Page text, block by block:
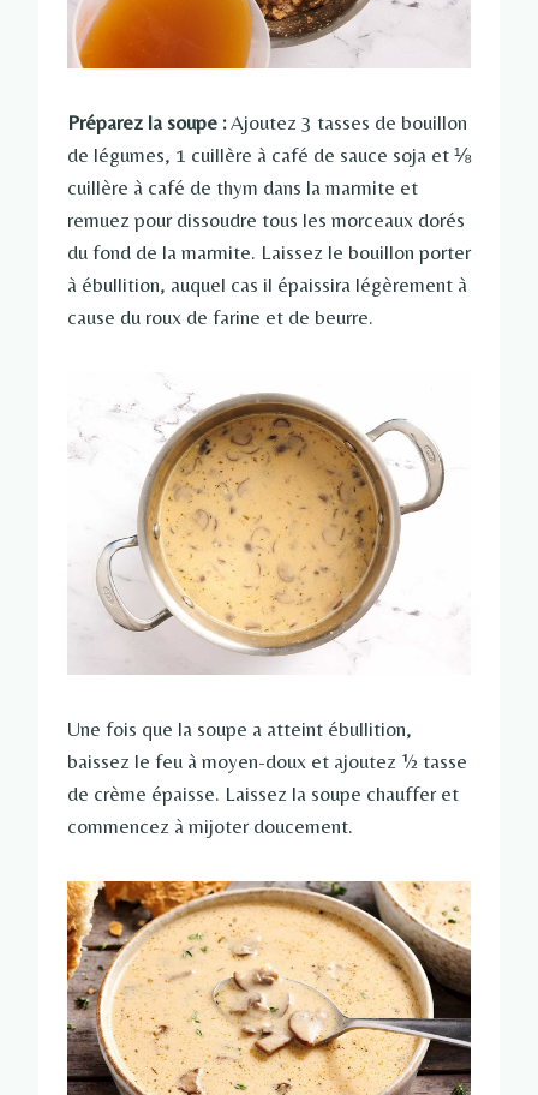
Préparez la soupe :Ajoutez 3 tasses de bouillon
de légumes, 1 cuillère à café de sauce soja et ⅛
cuillère à café de thym dans la marmite et
remuez pour dissoudre tous les morceaux dorés
du fond de la marmite. Laissez le bouillon porter
à ébullition, auquel cas il épaissira légèrement à
cause du roux de farine et de beurre.
Une fois que la soupe a atteint ébullition,
baissez le feu à moyen-doux et ajoutez ½ tasse
de crème épaisse. Laissez la soupe chauffer et
commencez à mijoter doucement.